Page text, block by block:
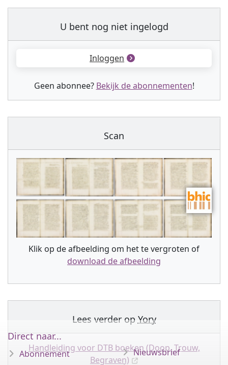
U bent nog niet ingelogd
Inloggen
Geen abonnee? Bekijk de abonnementen!
Scan
Klik op de afbeelding om het te vergroten of
download de afbeelding
Lees verder op Yory
Handleiding voor DTB boeken (Doop, Trouw,
Begraven)
Direct naar...
Abonnement
Nieuwsbrief